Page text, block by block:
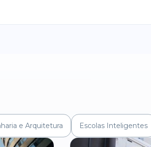
e Arquitetura Escolas Inteligentes